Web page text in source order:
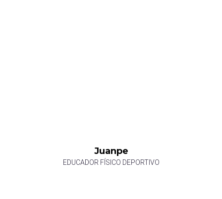
Juanpe
EDUCADOR FÍSICO DEPORTIVO